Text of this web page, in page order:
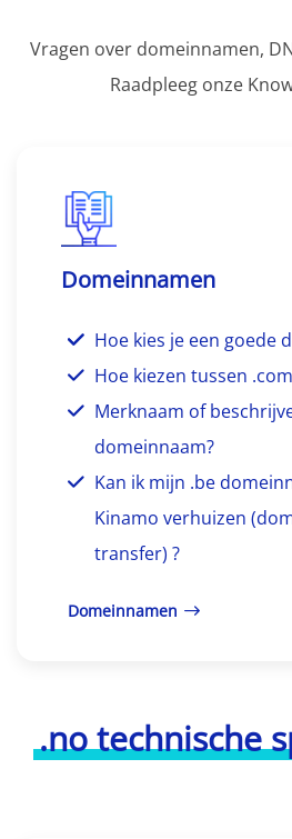
Vragen over domeinnamen,
Raadpleeg onze
Domeinnamen
Hoe kies je een goede
Hoe kiezen tussen
Merknaam of
domeinnaam?
Kan ik mijn .be
Kinamo verhuizen
transfer) ?
Domeinnamen
.no technische